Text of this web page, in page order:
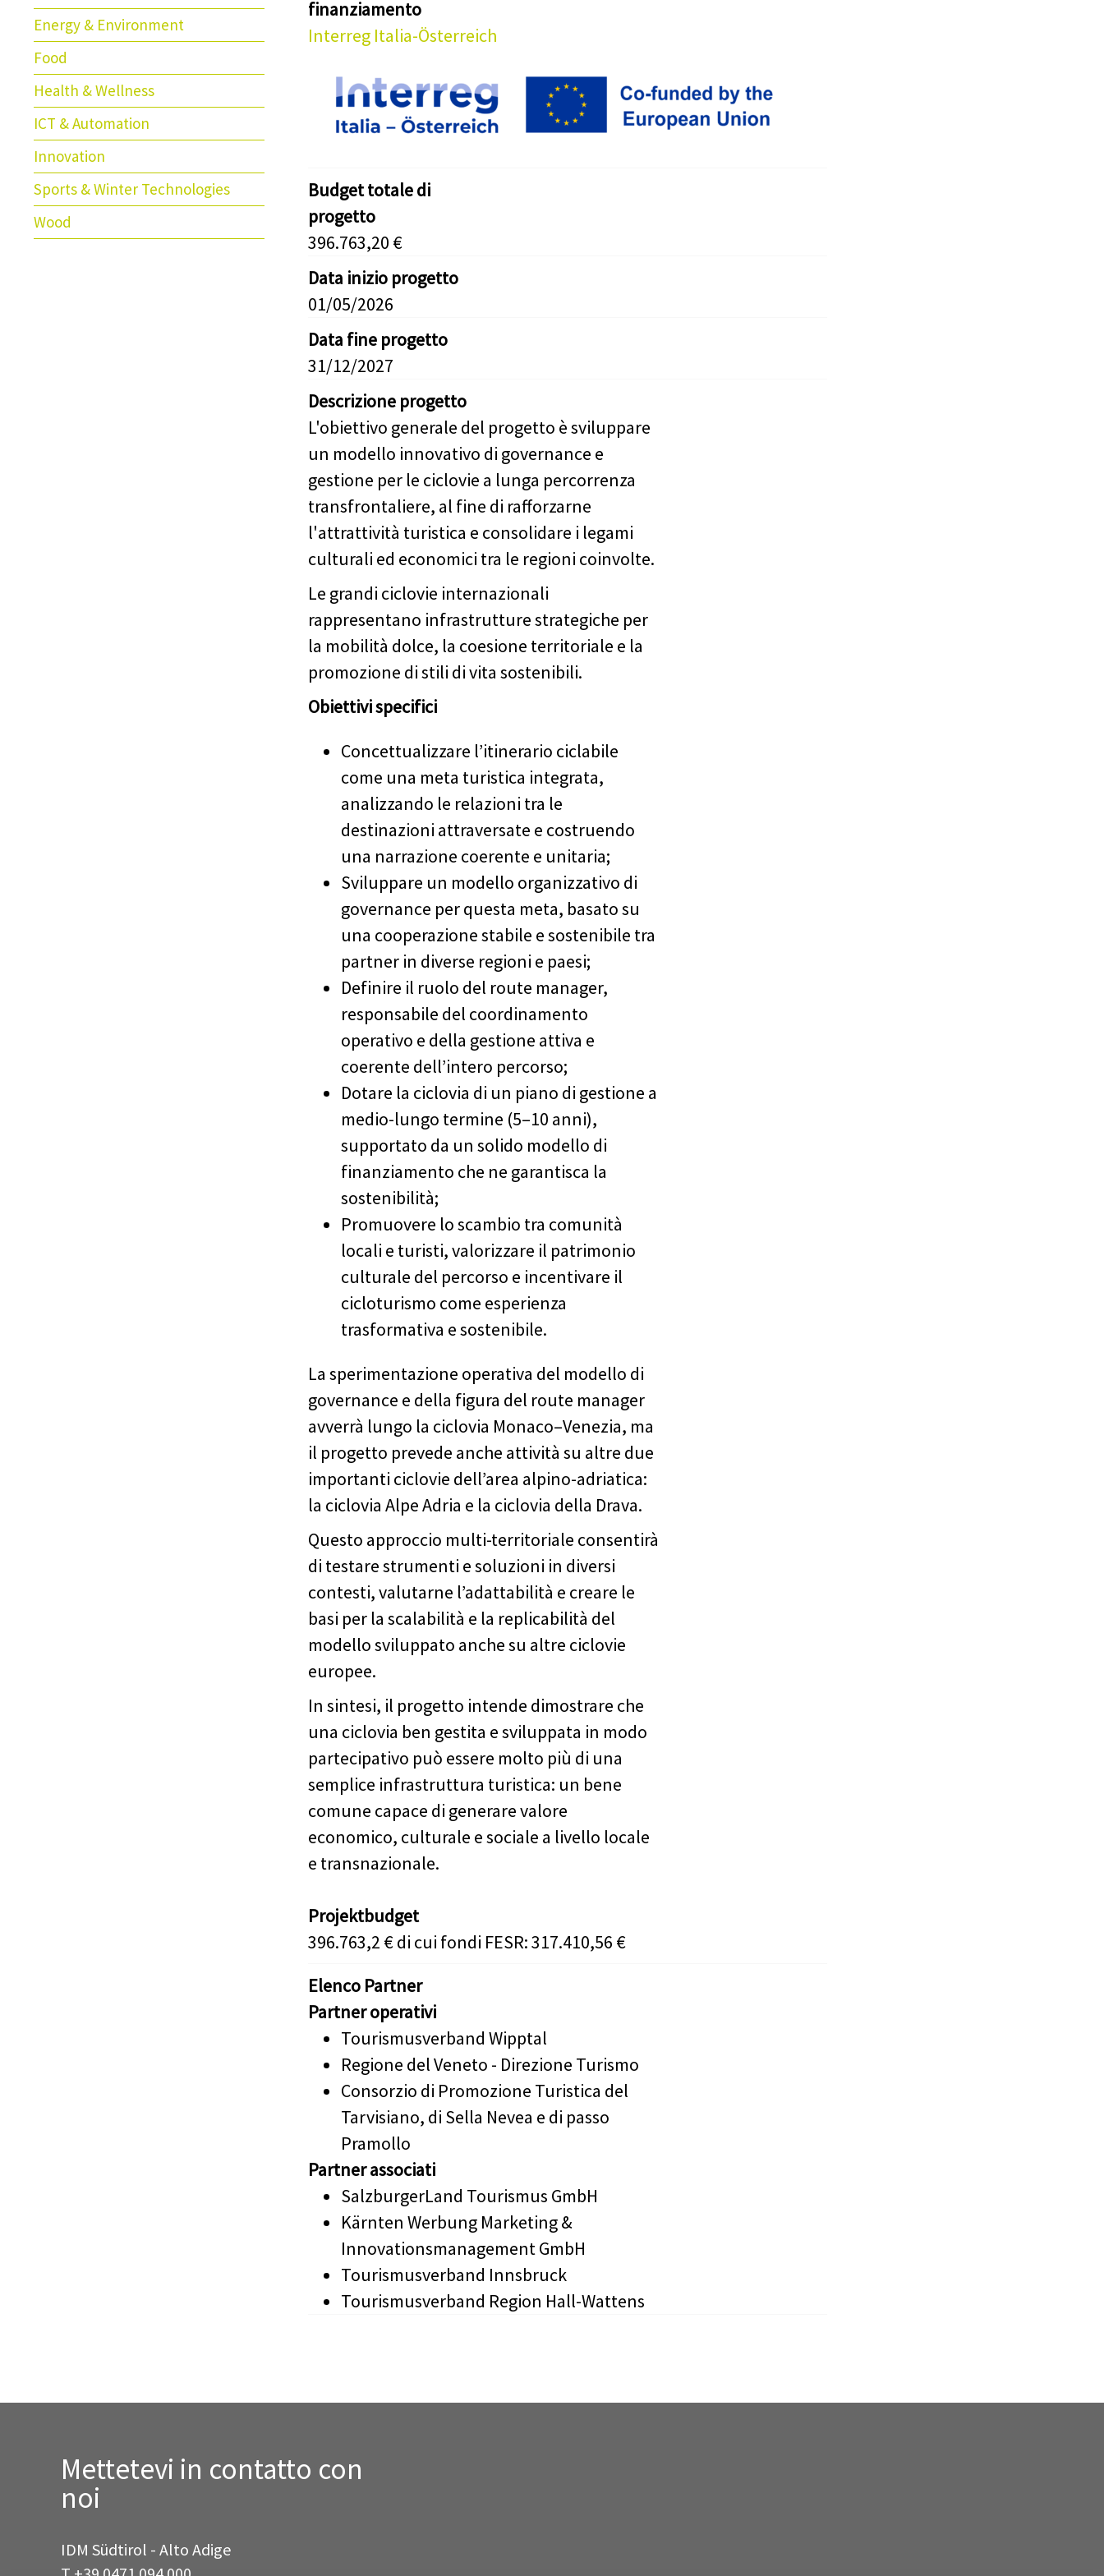
Energy & Environment
Food
Health & Wellness
ICT & Automation
Innovation
Sports & Winter Technologies
Wood
finanziamento
Interreg Italia-Österreich
Budget totale di
progetto
396.763,20 €
Data inizio progetto
01/05/2026
Data fine progetto
31/12/2027
Descrizione progetto
L'obiettivo generale del progetto è sviluppare
un modello innovativo di governance e
gestione per le ciclovie a lunga percorrenza
transfrontaliere, al fine di rafforzarne
l'attrattività turistica e consolidare i legami
culturali ed economici tra le regioni coinvolte.
Le grandi ciclovie internazionali
rappresentano infrastrutture strategiche per
la mobilità dolce, la coesione territoriale e la
promozione di stili di vita sostenibili.
Obiettivi specifici
Concettualizzare l’itinerario ciclabile
come una meta turistica integrata,
analizzando le relazioni tra le
destinazioni attraversate e costruendo
una narrazione coerente e unitaria;
Sviluppare un modello organizzativo di
governance per questa meta, basato su
una cooperazione stabile e sostenibile tra
partner in diverse regioni e paesi;
Definire il ruolo del route manager,
responsabile del coordinamento
operativo e della gestione attiva e
coerente dell’intero percorso;
Dotare la ciclovia di un piano di gestione a
medio-lungo termine (5–10 anni),
supportato da un solido modello di
finanziamento che ne garantisca la
sostenibilità;
Promuovere lo scambio tra comunità
locali e turisti, valorizzare il patrimonio
culturale del percorso e incentivare il
cicloturismo come esperienza
trasformativa e sostenibile.
La sperimentazione operativa del modello di
governance e della figura del route manager
avverrà lungo la ciclovia Monaco–Venezia, ma
il progetto prevede anche attività su altre due
importanti ciclovie dell’area alpino-adriatica:
la ciclovia Alpe Adria e la ciclovia della Drava.
Questo approccio multi-territoriale consentirà
di testare strumenti e soluzioni in diversi
contesti, valutarne l’adattabilità e creare le
basi per la scalabilità e la replicabilità del
modello sviluppato anche su altre ciclovie
europee.
In sintesi, il progetto intende dimostrare che
una ciclovia ben gestita e sviluppata in modo
partecipativo può essere molto più di una
semplice infrastruttura turistica: un bene
comune capace di generare valore
economico, culturale e sociale a livello locale
e transnazionale.
Projektbudget
396.763,2 € di cui fondi FESR: 317.410,56 €
Elenco Partner
Partner operativi
Tourismusverband Wipptal
Regione del Veneto - Direzione Turismo
Consorzio di Promozione Turistica del
Tarvisiano, di Sella Nevea e di passo
Pramollo
Partner associati
SalzburgerLand Tourismus GmbH
Kärnten Werbung Marketing &
Innovationsmanagement GmbH
Tourismusverband Innsbruck
Tourismusverband Region Hall-Wattens
Mettetevi in contatto con
noi
IDM Südtirol - Alto Adige